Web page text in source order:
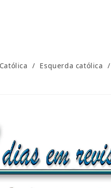
/ Esquerda católica /